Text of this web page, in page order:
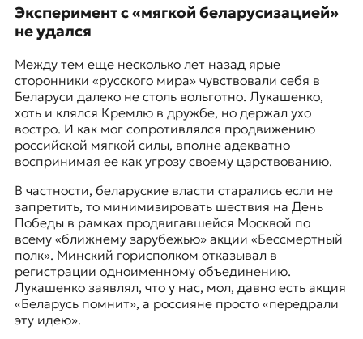
д
е
и
к
о
н
т
е
к
с
т
е
Эксперимент с «мягкой беларусизацией»
не удался
Между тем еще несколько лет назад ярые
сторонники «русского мира» чувствовали себя в
Беларуси далеко не столь вольготно. Лукашенко,
хоть и клялся Кремлю в дружбе, но держал ухо
востро. И как мог сопротивлялся продвижению
российской мягкой силы, вполне адекватно
воспринимая ее как угрозу своему царствованию.
В частности, беларуские власти старались если не
запретить, то минимизировать шествия на День
Победы в рамках продвигавшейся Москвой по
всему «ближнему зарубежью» акции «Бессмертный
полк». Минский горисполком отказывал в
регистрации одноименному объединению.
Лукашенко заявлял, что у нас, мол, давно есть акция
«Беларусь помнит», а россияне просто «передрали
эту идею».